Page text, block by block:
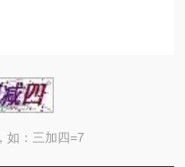
如：三加四=7